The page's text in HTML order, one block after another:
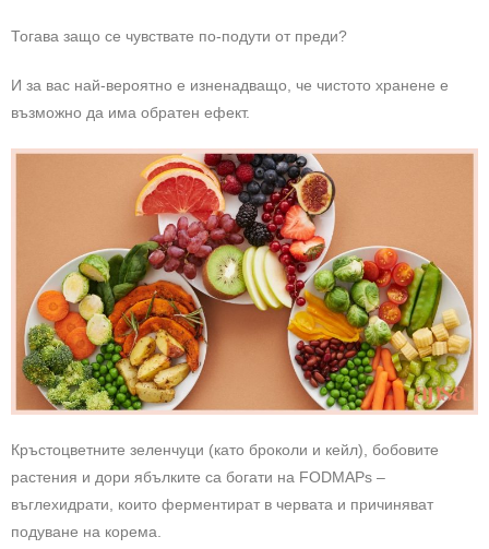
Тогава защо се чувствате по-подути от преди?
И за вас най-вероятно е изненадващо, че чистото хранене е
възможно да има обратен ефект.
Кръстоцветните зеленчуци (като броколи и кейл), бобовите
растения и дори ябълките са богати на FODMAPs –
въглехидрати, които ферментират в червата и причиняват
подуване на корема.